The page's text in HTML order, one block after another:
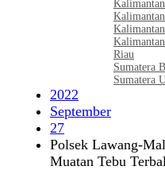
Riau
Sumatera
Sumatera
2022
September
27
Polsek Lawang-
Muatan Tebu